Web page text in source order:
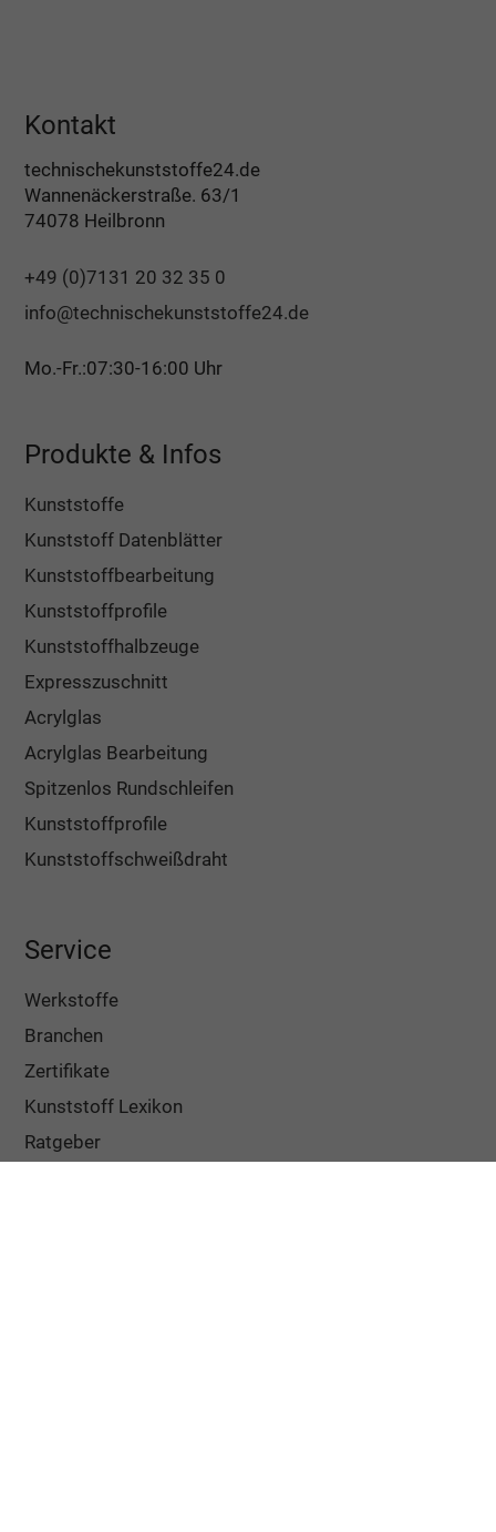
Kontakt
technischekunststoffe24.de
Wannenäckerstraße. 63/1
74078 Heilbronn
+49 (0)7131 20 32 35 0
info@technischekunststoffe24.de
Mo.-Fr.:07:30-16:00 Uhr
Produkte & Infos
Kunststoffe
Kunststoff Datenblätter
Kunststoffbearbeitung
Kunststoffprofile
Kunststoffhalbzeuge
Expresszuschnitt
Acrylglas
Acrylglas Bearbeitung
Spitzenlos Rundschleifen
Kunststoffprofile
Kunststoffschweißdraht
Service
Werkstoffe
Branchen
Zertifikate
Kunststoff Lexikon
Ratgeber